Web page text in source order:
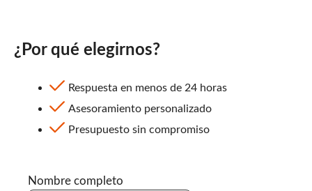
¿Por qué elegirnos?
Respuesta en menos de 24 horas
Asesoramiento personalizado
Presupuesto sin compromiso
Nombre completo